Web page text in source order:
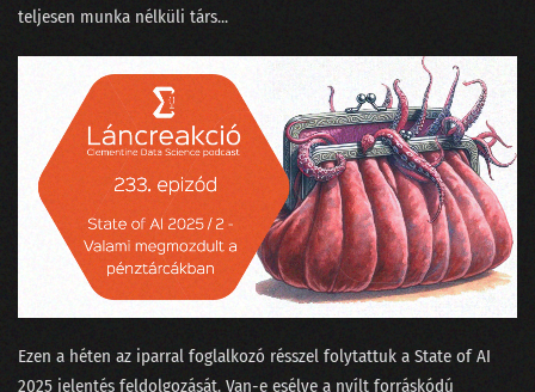
teljesen munka nélküli társ...
Ezen a héten az iparral foglalkozó résszel folytattuk a ⁠State of AI
2025⁠ jelentés feldolgozását. Van-e esélye a nyílt forráskódú